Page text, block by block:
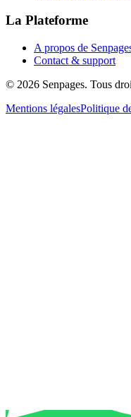
La Plateforme
A propos de
Contact & support
© 2026 Senpages. Tous
Mentions légalesPolitique